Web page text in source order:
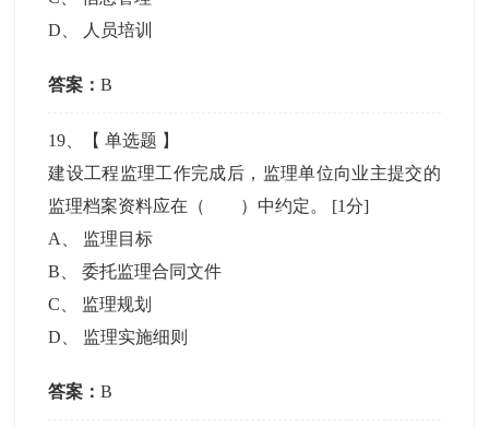
D
人员培训
答案：B
19 、【单选题 】
建设工程监理工作完成后，监理单位向业主提交的
监理档案资料应在（ ）中约定。 [1分]
A
监理目标
B 、委托监理合同文件
C
监理规划
D
监理实施细则
答案：B